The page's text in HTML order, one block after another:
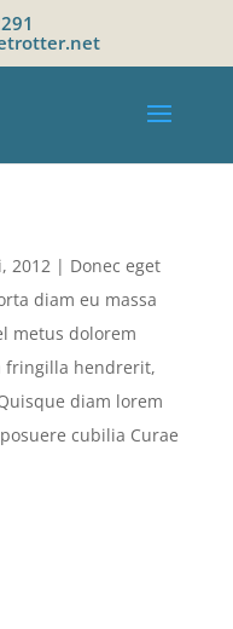
2012| Donec eget
diam eu massa
metus dolorem
fringilla hendrerit,
diam lorem
cubilia Curae